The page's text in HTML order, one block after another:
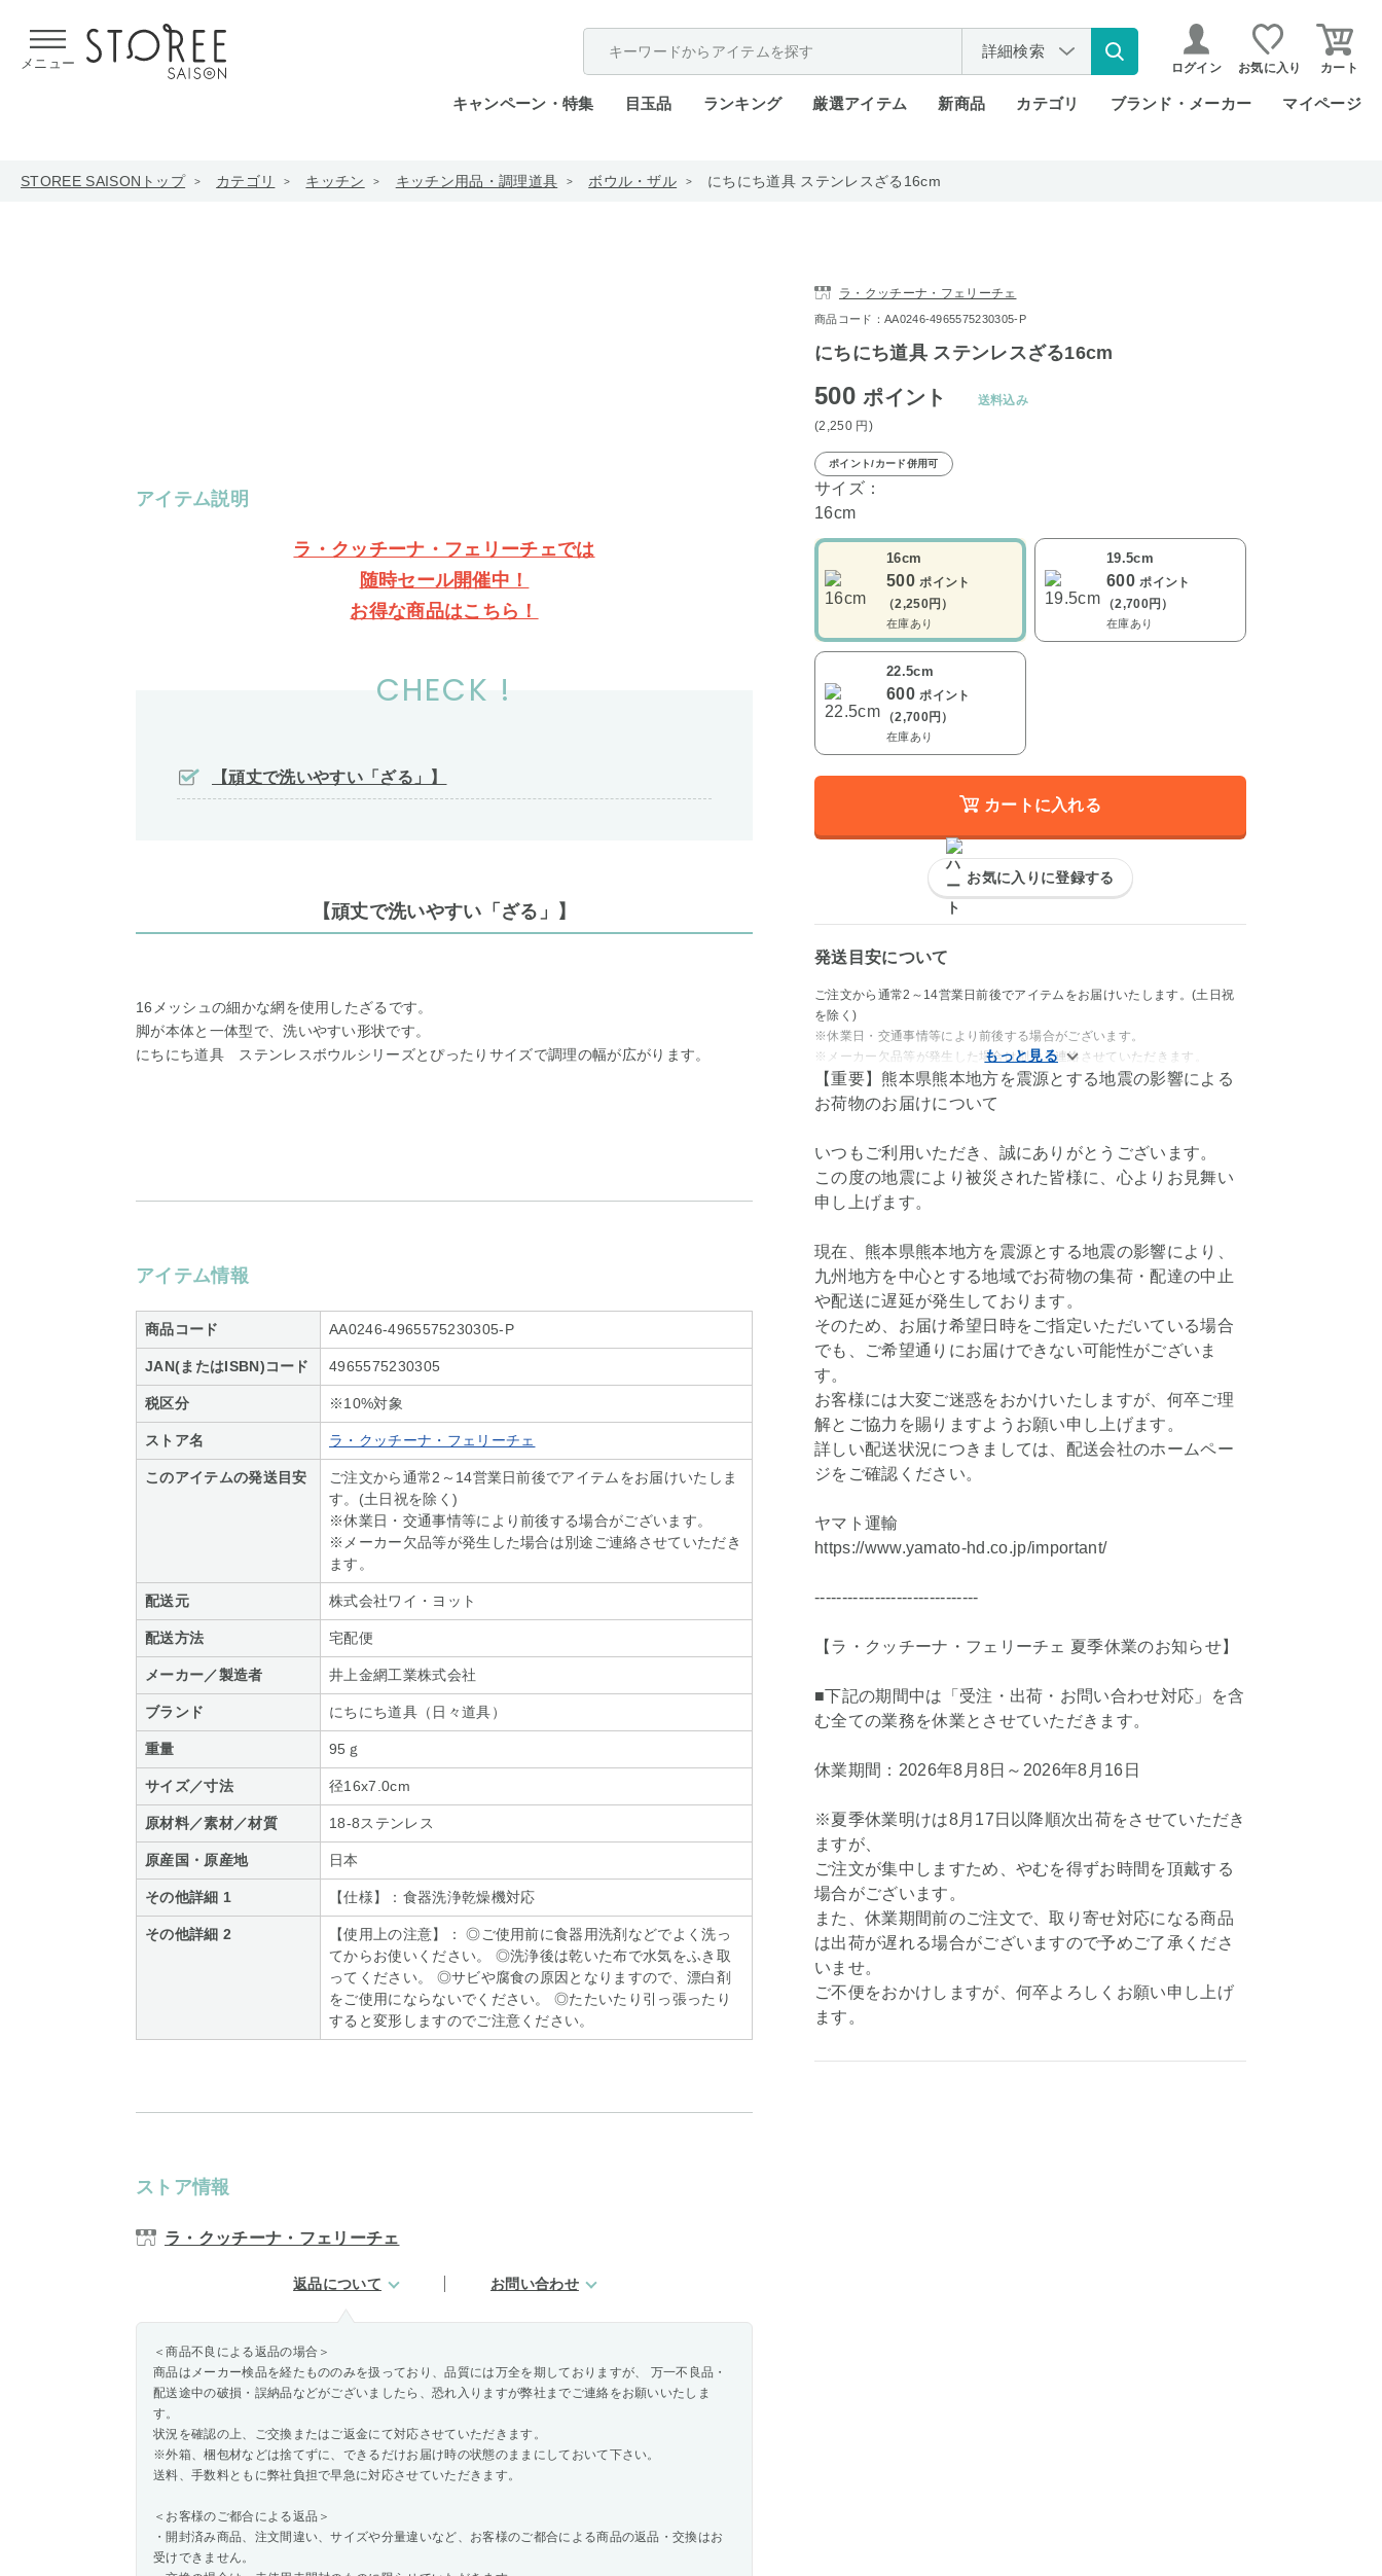
メニュー
詳細検索
ログイン お気に入り カート
キャンペーン・特集 目玉品 ランキング 厳選アイテム 新商品 カテゴリ ブランド・メーカー マイページ
STOREE SAISONトップ カテゴリ キッチン キッチン用品・調理道具 ボウル・ザル にちにち道具 ステンレスざる16cm
アイテム説明
ラ・クッチーナ・フェリーチェでは
随時セール開催中！
お得な商品はこちら！
CHECK !
【頑丈で洗いやすい「ざる」】
【頑丈で洗いやすい「ざる」】
16メッシュの細かな網を使用したざるです。
脚が本体と一体型で、洗いやすい形状です。
にちにち道具 ステンレスボウルシリーズとぴったりサイズで調理の幅が広がります。
アイテム情報
商品コード AA0246-4965575230305-P
JAN(またはISBN)コード 4965575230305
税区分 ※10%対象
ストア名 ラ・クッチーナ・フェリーチェ
このアイテムの発送目安
ご注文から通常2～14営業日前後でアイテムをお届けいたしま
す。(土日祝を除く)
※休業日・交通事情等により前後する場合がございます。
※メーカー欠品等が発生した場合は別途ご連絡させていただき
ます。
配送元 株式会社ワイ・ヨット
配送方法 宅配便
メーカー／製造者 井上金網工業株式会社
ブランド にちにち道具（日々道具）
重量 95ｇ
サイズ／寸法 径16x7.0cm
原材料／素材／材質 18-8ステンレス
原産国・原産地 日本
その他詳細 1 【仕様】：食器洗浄乾燥機対応
その他詳細 2
【使用上の注意】： ◎ご使用前に食器用洗剤などでよく洗っ
てからお使いください。 ◎洗浄後は乾いた布で水気をふき取
ってください。 ◎サビや腐食の原因となりますので、漂白剤
をご使用にならないでください。 ◎たたいたり引っ張ったり
すると変形しますのでご注意ください。
ストア情報
ラ・クッチーナ・フェリーチェ
返品について お問い合わせ
＜商品不良による返品の場合＞
商品はメーカー検品を経たもののみを扱っており、品質には万全を期しておりますが、 万一不良品・
配送途中の破損・誤納品などがございましたら、恐れ入りますが弊社までご連絡をお願いいたしま
す。
状況を確認の上、ご交換またはご返金にて対応させていただきます。
※外箱、梱包材などは捨てずに、できるだけお届け時の状態のままにしておいて下さい。
送料、手数料ともに弊社負担で早急に対応させていただきます。
＜お客様のご都合による返品＞
・開封済み商品、注文間違い、サイズや分量違いなど、お客様のご都合による商品の返品・交換はお
受けできません。
ラ・クッチーナ・フェリーチェ
商品コード：AA0246-4965575230305-P
にちにち道具 ステンレスざる16cm
500ポイント
(2,250 円 )
送料込み
ポイント/カード併用可
サイズ：
16cm
16cm
500 ポイント
（2,250円）
在庫あり
19.5cm
600 ポイント
（2,700円）
在庫あり
22.5cm
600 ポイント
（2,700円）
在庫あり
カートに入れる
お気に入りに登録する
発送目安について
ご注文から通常2～14営業日前後でアイテムをお届けいたします。(土日祝
を除く)
※休業日・交通事情等により前後する場合がございます。
※メーカー欠品等が発生した場合は別途ご連絡させていただきます。
【重要】熊本県熊本地方を震源とする地震の影響による
お荷物のお届けについて
いつもご利用いただき、誠にありがとうございます。
この度の地震により被災された皆様に、心よりお見舞い
申し上げます。
現在、熊本県熊本地方を震源とする地震の影響により、
九州地方を中心とする地域でお荷物の集荷・配達の中止
や配送に遅延が発生しております。
そのため、お届け希望日時をご指定いただいている場合
でも、ご希望通りにお届けできない可能性がございま
す。
お客様には大変ご迷惑をおかけいたしますが、何卒ご理
解とご協力を賜りますようお願い申し上げます。
詳しい配送状況につきましては、配送会社のホームペー
ジをご確認ください。
ヤマト運輸
https://www.yamato-hd.co.jp/important/
------------------------------
【ラ・クッチーナ・フェリーチェ 夏季休業のお知らせ】
■下記の期間中は「受注・出荷・お問い合わせ対応」を含
む全ての業務を休業とさせていただきます。
休業期間：2026年8月8日～2026年8月16日
※夏季休業明けは8月17日以降順次出荷をさせていただき
ますが、
ご注文が集中しますため、やむを得ずお時間を頂戴する
場合がございます。
また、休業期間前のご注文で、取り寄せ対応になる商品
は出荷が遅れる場合がございますので予めご了承くださ
いませ。
ご不便をおかけしますが、何卒よろしくお願い申し上げ
ます。